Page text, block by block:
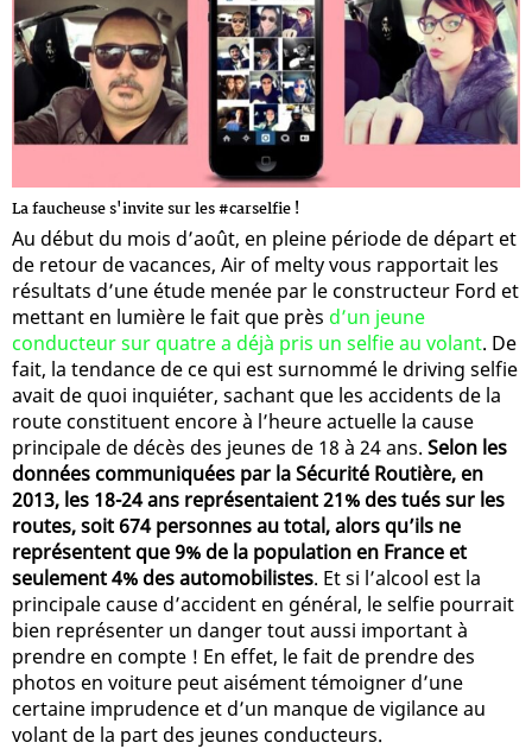
La faucheuse s'invite sur les #carselfie !
Au début du mois d’août, en pleine période de départ et
de retour de vacances, Air of melty vous rapportait les
résultats d’une étude menée par le constructeur Ford et
mettant en lumière le fait que près d’un jeune
conducteur sur quatre a déjà pris un selfie au volant. De
fait, la tendance de ce qui est surnommé le driving selfie
avait de quoi inquiéter, sachant que les accidents de la
route constituent encore à l’heure actuelle la cause
principale de décès des jeunes de 18 à 24 ans. Selon les
données communiquées par la Sécurité Routière, en
2013, les 18-24 ans représentaient 21% des tués sur les
routes, soit 674 personnes au total, alors qu’ils ne
représentent que 9% de la population en France et
seulement 4% des automobilistes. Et si l’alcool est la
principale cause d’accident en général, le selfie pourrait
bien représenter un danger tout aussi important à
prendre en compte ! En effet, le fait de prendre des
photos en voiture peut aisément témoigner d’une
certaine imprudence et d’un manque de vigilance au
volant de la part des jeunes conducteurs.